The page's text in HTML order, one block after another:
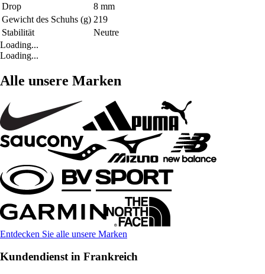
Drop
8 mm
Gewicht des Schuhs (g) 219
Stabilität
Neutre
Loading...
Loading...
Alle unsere Marken
Entdecken Sie alle unsere Marken
Kundendienst in Frankreich